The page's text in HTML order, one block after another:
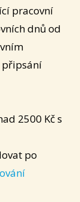
pracovní
dnů od
připsání
2500 Kč s
po